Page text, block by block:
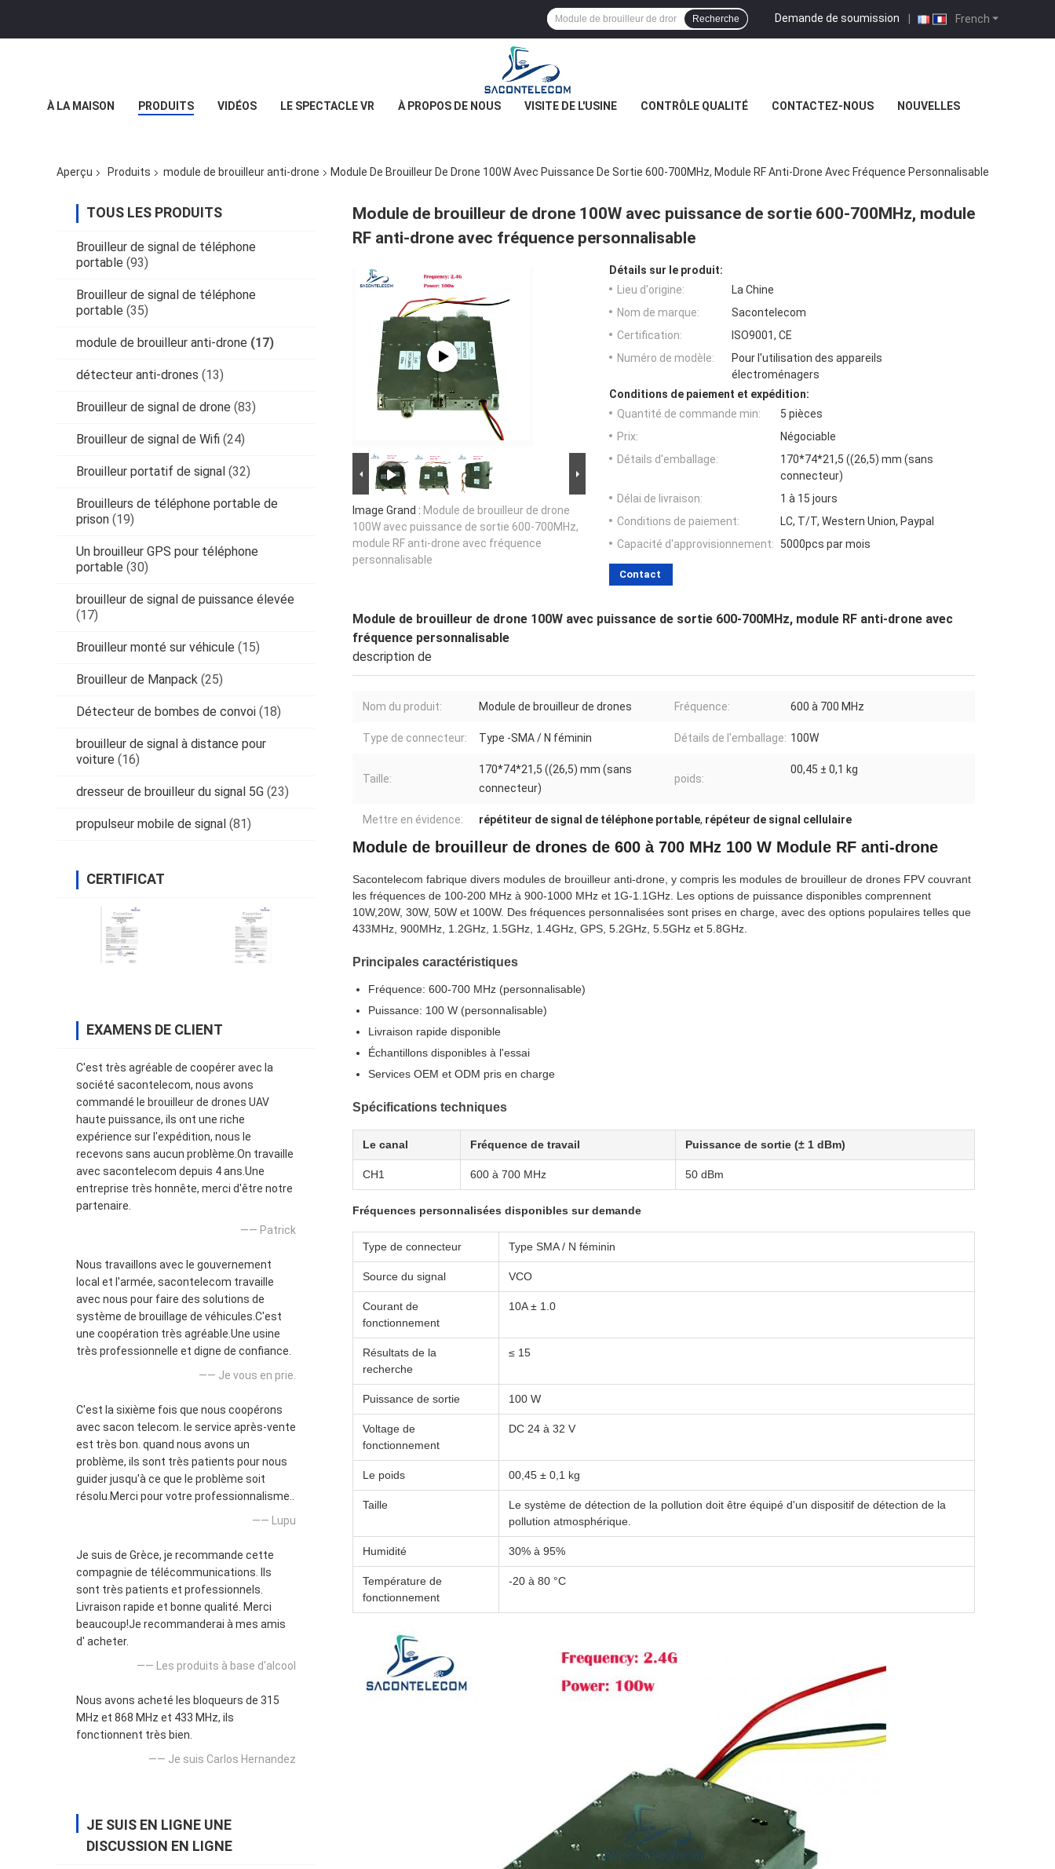
French
Demande de soumission |
Recherche
À LA MAISON PRODUITS VIDÉOS LE SPECTACLE VR À PROPOS DE NOUS VISITE DE L'USINE CONTRÔLE QUALITÉ CONTACTEZ-NOUS NOUVELLES
Aperçu Produits module de brouilleur anti-drone Module De Brouilleur De Drone 100W Avec Puissance De Sortie 600-700MHz, Module RF Anti-Drone Avec Fréquence Personnalisable
TOUS LES PRODUITS
Brouilleur de signal de téléphone
portable (93)
Brouilleur de signal de téléphone
portable (35)
module de brouilleur anti-drone (17)
détecteur anti-drones (13)
Brouilleur de signal de drone (83)
Brouilleur de signal de Wifi (24)
Brouilleur portatif de signal (32)
Brouilleurs de téléphone portable de
prison (19)
Un brouilleur GPS pour téléphone
portable (30)
brouilleur de signal de puissance élevée
(17)
Brouilleur monté sur véhicule (15)
Brouilleur de Manpack (25)
Détecteur de bombes de convoi (18)
brouilleur de signal à distance pour
voiture (16)
dresseur de brouilleur du signal 5G (23)
propulseur mobile de signal (81)
CERTIFICAT
EXAMENS DE CLIENT
C'est très agréable de coopérer avec la
société sacontelecom, nous avons
commandé le brouilleur de drones UAV
haute puissance, ils ont une riche
expérience sur l'expédition, nous le
recevons sans aucun problème.On travaille
avec sacontelecom depuis 4 ans.Une
entreprise très honnête, merci d'être notre
partenaire.
—— Patrick
Nous travaillons avec le gouvernement
local et l'armée, sacontelecom travaille
avec nous pour faire des solutions de
système de brouillage de véhicules.C'est
une coopération très agréable.Une usine
très professionnelle et digne de confiance.
—— Je vous en prie.
C'est la sixième fois que nous coopérons
avec sacon telecom. le service après-vente
est très bon. quand nous avons un
problème, ils sont très patients pour nous
guider jusqu'à ce que le problème soit
résolu.Merci pour votre professionnalisme..
—— Lupu
Je suis de Grèce, je recommande cette
compagnie de télécommunications. Ils
sont très patients et professionnels.
Livraison rapide et bonne qualité. Merci
beaucoup!Je recommanderai à mes amis
d' acheter.
—— Les produits à base d'alcool
Nous avons acheté les bloqueurs de 315
MHz et 868 MHz et 433 MHz, ils
fonctionnent très bien.
—— Je suis Carlos Hernandez
JE SUIS EN LIGNE UNE
DISCUSSION EN LIGNE
Module de brouilleur de drone 100W avec puissance de sortie 600-700MHz, module
RF anti-drone avec fréquence personnalisable
Image Grand : Module de brouilleur de drone
100W avec puissance de sortie 600-700MHz,
module RF anti-drone avec fréquence
personnalisable
Détails sur le produit:
Lieu d'origine:
La Chine
Nom de marque:
Sacontelecom
Certification:
ISO9001, CE
Numéro de modèle:
Pour l'utilisation des appareils
électroménagers
Conditions de paiement et expédition:
Quantité de commande min:
5 pièces
Prix:
Négociable
Détails d'emballage:
170*74*21,5 ((26,5) mm (sans
connecteur)
Délai de livraison:
1 à 15 jours
Conditions de paiement:
LC, T/T, Western Union, Paypal
Capacité d'approvisionnement:
5000pcs par mois
Contact
Module de brouilleur de drone 100W avec puissance de sortie 600-700MHz, module RF anti-drone avec
fréquence personnalisable
description de
Nom du produit: Module de brouilleur de drones Fréquence: 600 à 700 MHz
Type de connecteur: Type -SMA / N féminin Détails de l'emballage: 100W
Taille:
170*74*21,5 ((26,5) mm (sans
connecteur)
poids:
00,45 ± 0,1 kg
Mettre en évidence: répétiteur de signal de téléphone portable, répéteur de signal cellulaire
Module de brouilleur de drones de 600 à 700 MHz 100 W Module RF anti-drone
Sacontelecom fabrique divers modules de brouilleur anti-drone, y compris les modules de brouilleur de drones FPV couvrant
les fréquences de 100-200 MHz à 900-1000 MHz et 1G-1.1GHz. Les options de puissance disponibles comprennent
10W,20W, 30W, 50W et 100W. Des fréquences personnalisées sont prises en charge, avec des options populaires telles que
433MHz, 900MHz, 1.2GHz, 1.5GHz, 1.4GHz, GPS, 5.2GHz, 5.5GHz et 5.8GHz.
Principales caractéristiques
Fréquence: 600-700 MHz (personnalisable)
Puissance: 100 W (personnalisable)
Livraison rapide disponible
Échantillons disponibles à l'essai
Services OEM et ODM pris en charge
Spécifications techniques
Le canal Fréquence de travail Puissance de sortie (± 1 dBm)
CH1 600 à 700 MHz 50 dBm
Fréquences personnalisées disponibles sur demande
Type de connecteur Type SMA / N féminin
Source du signal VCO
Courant de
fonctionnement
10A ± 1.0
Résultats de la
recherche
≤ 15
Puissance de sortie 100 W
Voltage de
fonctionnement
DC 24 à 32 V
Le poids 00,45 ± 0,1 kg
Taille
Le système de détection de la pollution doit être équipé d'un dispositif de détection de la
pollution atmosphérique.
Humidité 30% à 95%
Température de
fonctionnement
-20 à 80 °C